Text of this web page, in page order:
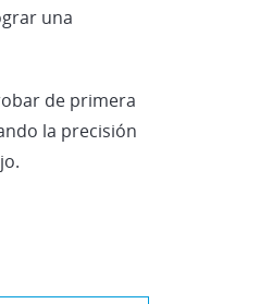
una
de primera
la precisión